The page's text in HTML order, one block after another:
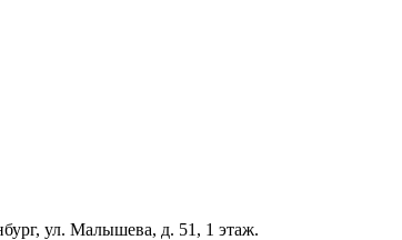
ул. Малышева, д. 51, 1 этаж.